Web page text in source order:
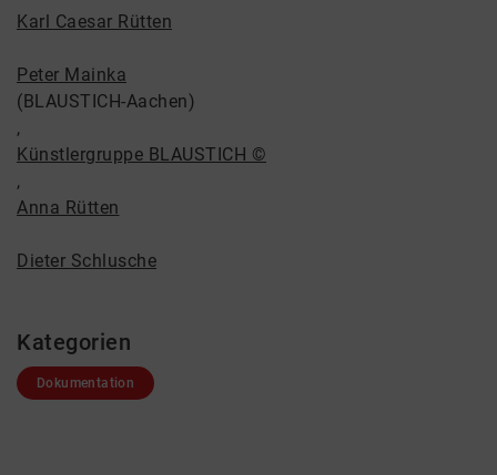
Karl Caesar Rütten
Peter Mainka
(BLAUSTICH-Aachen)
,
Künstlergruppe BLAUSTICH ©
,
Anna Rütten
Dieter Schlusche
Kategorien
Dokumentation